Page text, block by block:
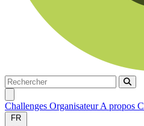
Rechercher
Challenges OrganisateurA propos
FR